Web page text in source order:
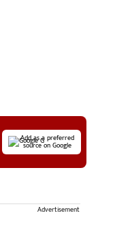
Add as a preferred
source on Google
Advertisement